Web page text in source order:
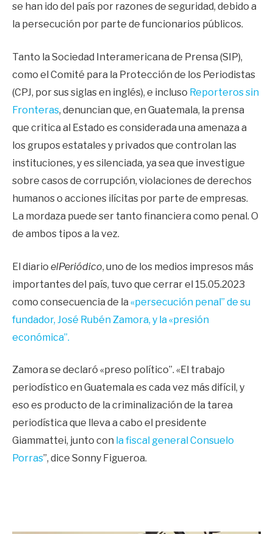
se han ido del país por razones de seguridad, debido a
la persecución por parte de funcionarios públicos.
Tanto la Sociedad Interamericana de Prensa (SIP),
como el Comité para la Protección de los Periodistas
(CPJ, por sus siglas en inglés), e incluso Reporteros sin
Fronteras, denuncian que, en Guatemala, la prensa
que critica al Estado es considerada una amenaza a
los grupos estatales y privados que controlan las
instituciones, y es silenciada, ya sea que investigue
sobre casos de corrupción, violaciones de derechos
humanos o acciones ilícitas por parte de empresas.
La mordaza puede ser tanto financiera como penal. O
de ambos tipos a la vez.
El diario elPeriódico, uno de los medios impresos más
importantes del país, tuvo que cerrar el 15.05.2023
como consecuencia de la «persecución penal” de su
fundador, José Rubén Zamora, y la «presión
económica”.
Zamora se declaró «preso político”. «El trabajo
periodístico en Guatemala es cada vez más difícil, y
eso es producto de la criminalización de la tarea
periodística que lleva a cabo el presidente
Giammattei, junto con la fiscal general Consuelo
Porras”, dice Sonny Figueroa.